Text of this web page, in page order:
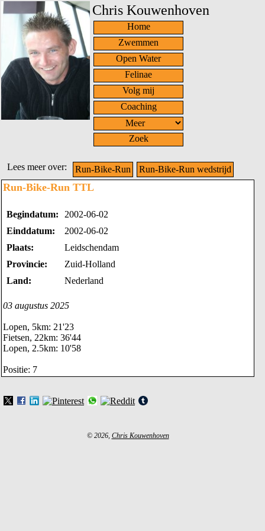
Chris Kouwenhoven
Home
Zwemmen
Open Water
Felinae
Volg mij
Coaching
Zoek
Lees meer over: Run-Bike-Run Run-Bike-Run wedstrijd
Run-Bike-Run TTL
Begindatum:
2002-06-02
Einddatum:
2002-06-02
Plaats:
Leidschendam
Provincie:
Zuid-Holland
Land:
Nederland
03 augustus 2025
Lopen, 5km: 21'23
Fietsen, 22km: 36'44
Lopen, 2.5km: 10'58
Positie: 7
© 2026, Chris Kouwenhoven